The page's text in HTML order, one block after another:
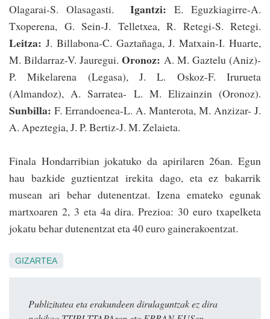
Olagarai-S. Olasagasti.Igantzi: E. Eguzkiagirre-A.
Txoperena, G. Sein-J. Telle­txea, R. Retegi-S. Retegi.
Leitza: J. Billabona-C. Gaztañaga, J. Matxain-I. Huarte,
M. Bildarraz-V. Jauregui.Oronoz: A. M. Gaztelu (Aniz)-
P. Mikelarena (Legasa), J. L. Oskoz-F. Irurueta
(Almandoz), A. Sa­rratea- L. M. Elizainzin (Oronoz).
Sunbilla: F. Erran­doenea-L. A. Manterota, M. Anzizar- J.
A. Apeztegia, J. P. Bertiz-J. M. Zelaieta.
Finala Hondarribian jokatuko da apirilaren 26an. Egun
hau bazkide guztientzat irekita dago, eta ez bakarrik
musean ari behar dutenen­tzat. Izena emateko egunak
martxoaren 2, 3 eta 4a dira. Prezioa: 30 euro txapelketa
jokatu behar dutenentzat eta 40 euro gainerakoentzat.
GIZARTEA
Publizitatea eta erakundeen dirulaguntzak ez dira